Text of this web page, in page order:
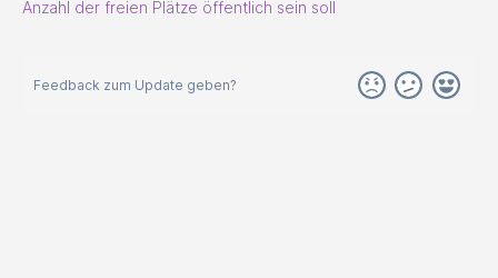
Anzahl der freien Plätze öffentlich sein soll
Feedback zum Update geben?